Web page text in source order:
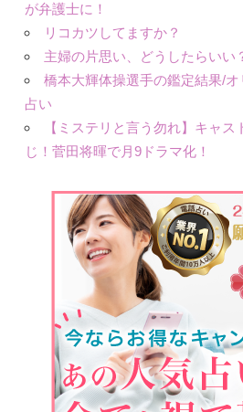
が弁護士に！
リコカツしてますか？
主婦の片思い、どうしたらいい
橋本大輝体操選手の鑑定結果/オ
占い
【ミステリと言う勿れ】キャ
じ！菅田将暉で月9ドラマ化！